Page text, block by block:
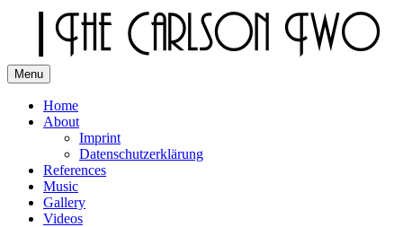
The Carlson Two
Menu
Home
About
Imprint
Datenschutzerklärung
References
Music
Gallery
Videos